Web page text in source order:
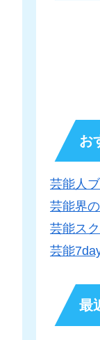
お
芸能人
芸能界
芸能ス
芸能
最